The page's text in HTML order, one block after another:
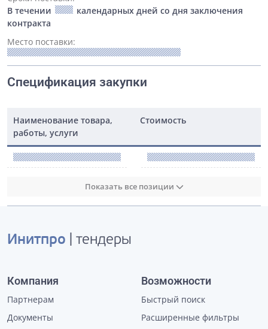
В течении
календарных дней со дня заключения
контракта
Место поставки:
Спецификация закупки
Наименование товара,
работы, услуги
Стоимость
Показать все позиции
Инитпро | тендеры
Компания
Партнерам
Документы
Возможности
Быстрый поиск
Расширенные фильтры